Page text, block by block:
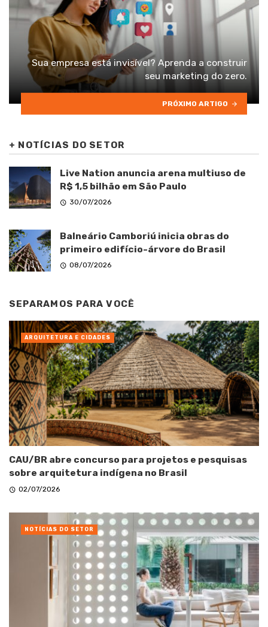
Sua empresa está invisível? Aprenda a construir
seu marketing do zero.
PRÓXIMO ARTIGO
+ NOTÍCIAS DO SETOR
Live Nation anuncia arena multiuso de
R$ 1,5 bilhão em São Paulo
30/07/2026
Balneário Camboriú inicia obras do
primeiro edifício-árvore do Brasil
08/07/2026
SEPARAMOS PARA VOCÊ
CAU/BR abre concurso para projetos e pesquisas
sobre arquitetura indígena no Brasil
02/07/2026
ARQUITETURA E CIDADES
NOTÍCIAS DO SETOR